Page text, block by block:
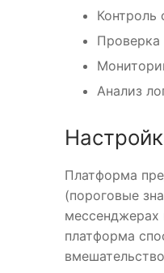
Контроль
Проверка
Анализ
Платформа
(пороговые
мессенджерах
платформа